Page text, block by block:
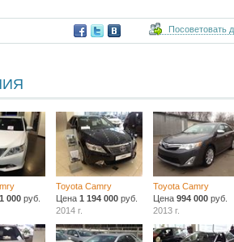
Посоветовать
000 руб.
Toyota Camry
Цена 1 194 000руб.
2014 г.
Toyota Camry
Цена 994 000руб.
2013 г.